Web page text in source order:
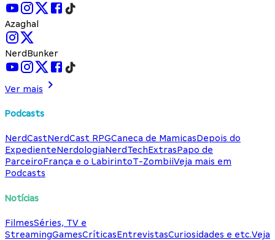
Azaghal
NerdBunker
Ver mais
Podcasts
NerdCastNerdCast RPGCaneca de MamicasDepois do
ExpedienteNerdologiaNerdTechExtrasPapo de
ParceiroFrança e o LabirintoT-ZombiiVeja mais em
Podcasts
Notícias
FilmesSéries, TV e
StreamingGamesCríticasEntrevistasCuriosidades e etc.Veja